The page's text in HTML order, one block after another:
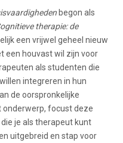
begon als
therapie: de
een vrijwel geheel nieuw
een houvast wil zijn voor
als studenten die
integreren in hun
de oorspronkelijke
onderwerp, focust deze
je als therapeut kunt
uitgebreid en stap voor